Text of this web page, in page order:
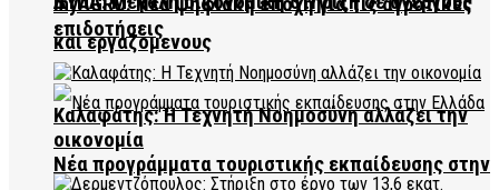
και εργαζόμενους
Νέα προγράμματα τουριστικής εκπαίδευσης στην
επιδοτήσεις
Καλαφάτης: Η Τεχνητή Νοημοσύνη αλλάζει την
οικονομία